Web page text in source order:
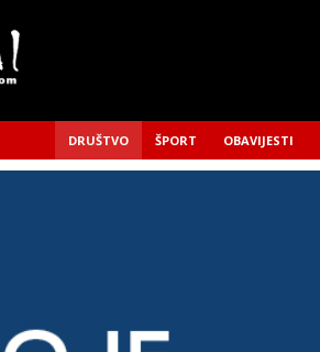
DRUŠTVO ŠPORT OBAVIJESTI